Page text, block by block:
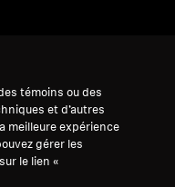
Country/Region
témoins ou des
et d’autres
meilleure expérience
gérer les
le lien «